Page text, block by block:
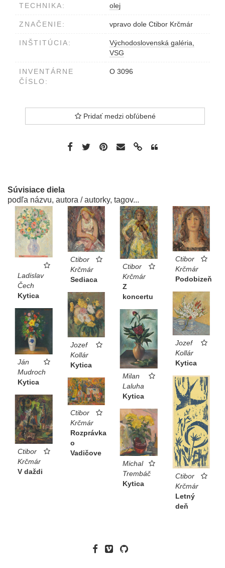
TECHNIKA: olej
ZNAČENIE: vpravo dole Ctibor Krčmár
INŠTITÚCIA:
Východoslovenská galéria,
VSG
INVENTÁRNE
ČÍSLO:
O 3096
Pridať medzi obľúbené
Súvisiace diela
podľa názvu, autora / autorky, tagov...
Ladislav
Čech
Kytica
Ctibor
Krčmár
Sediaca
Ctibor
Krčmár
Z
koncertu
Ctibor
Krčmár
Podobizeň
Jozef
Kollár
Kytica
Jozef
Kollár
Kytica
Ján
Mudroch
Kytica
Milan
Laluha
Kytica
Ctibor
Krčmár
Letný
deň
Ctibor
Krčmár
Rozprávka
o
Vadičove
Ctibor
Krčmár
V daždi
Michal
Trembáč
Kytica